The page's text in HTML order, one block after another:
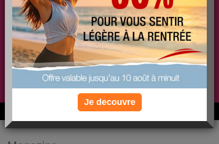
PLUS
EFFICACE
PLUS
SANTÉ
PLUS
COACHING
Non, je préfère le régime gratuit
6M de personnes ont maigri et réappris à manger avec nous
Je decouvre